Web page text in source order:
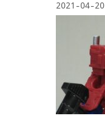
2021-04-20